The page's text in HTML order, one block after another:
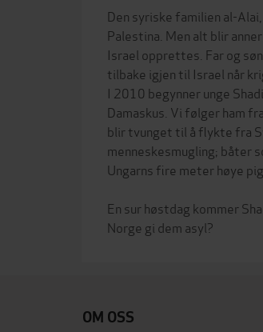
Den syriske familien al-
Palestina. Men alt blir
Israel opprettes. Far og
tilbake igjen til Israel når
I 2010 begynner unge
Damaskus. Vi følger ham
blir tvunget til å flykte fra
menneskesmugling; båter
Ungarns fire meter høye
En sur høstdag kommer
OM OSS